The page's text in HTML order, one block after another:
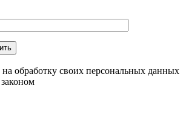
на обработку своих персональных данных